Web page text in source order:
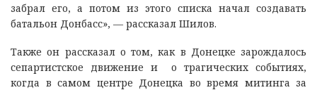
забрал его, а потом из этого списка начал создавать
батальон Донбасс», — рассказал Шилов.
Также он рассказал о том, как в Донецке зарождалось
сепартистское движение и о трагических событиях,
когда в самом центре Донецка во время митинга за